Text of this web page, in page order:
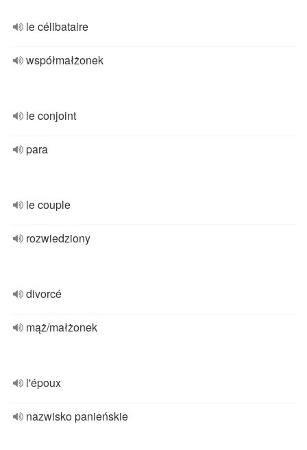
le célibataire
współmałżonek
le conjoint
para
le couple
rozwiedziony
divorcé
mąż/małżonek
l'époux
nazwisko panieńskie